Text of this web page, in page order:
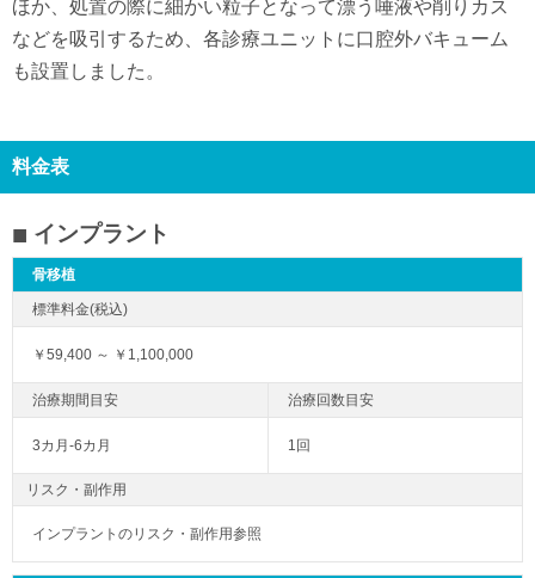
ほか、処置の際に細かい粒子となって漂う唾液や削りカス
などを吸引するため、各診療ユニットに口腔外バキューム
も設置しました。
料金表
インプラント
骨移植
￥59,400 ～ ￥1,100,000
3カ月-6カ月 1回
リスク・副作用
インプラントのリスク・副作用参照